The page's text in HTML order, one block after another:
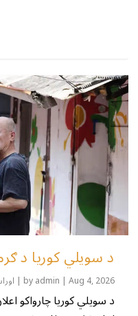
د سویلي کوریا د ګرمۍ موج
byadmin | Aug 4, 2026
|
د سویلي کوریا چارواکو